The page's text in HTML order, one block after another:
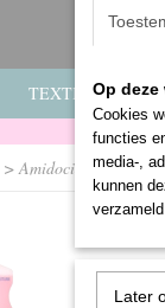
TEXTIEL
> Amidocid
Op
Cookies
functies
media-,
kunnen
Later